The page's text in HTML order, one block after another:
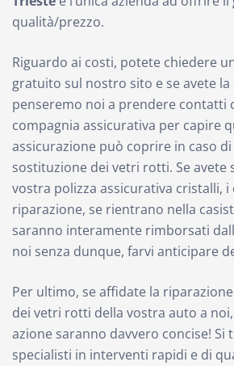
qualità/prezzo.
Riguardo ai costi, potete chiedere
gratuito sul nostro sito e se avete
penseremo noi a prendere contatti
compagnia assicurativa per capire
assicurazione può coprire in caso
sostituzione dei vetri rotti. Se
vostra polizza assicurativa cristalli, i
riparazione, se rientrano nella
saranno interamente rimborsati
noi senza dunque, farvi anticipare
Per ultimo, se affidate la
dei vetri rotti della vostra auto a
azione saranno davvero concise! Si
specialisti in interventi rapidi e di